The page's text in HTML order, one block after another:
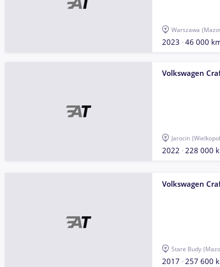
Warszawa
2023 46 000
Volkswagen
Jarocin
2022 228 000
Volkswagen
Stare Budy
2017 257 600